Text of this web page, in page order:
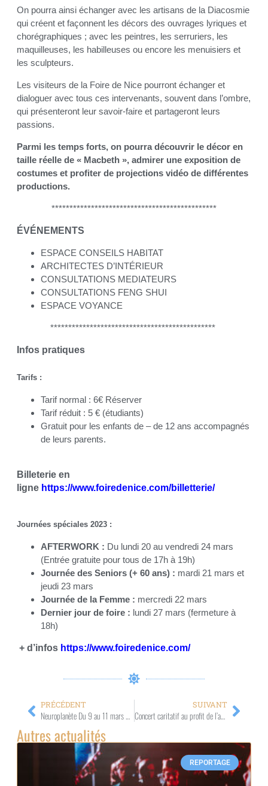
On pourra ainsi échanger avec les artisans de la Diacosmie
qui créent et façonnent les décors des ouvrages lyriques et
chorégraphiques ; avec les peintres, les serruriers, les
maquilleuses, les habilleuses ou encore les menuisiers et
les sculpteurs.
Les visiteurs de la Foire de Nice pourront échanger et
dialoguer avec tous ces intervenants, souvent dans l’ombre,
qui présenteront leur savoir-faire et partageront leurs
passions.
Parmi les temps forts, on pourra découvrir le décor en
taille réelle de « Macbeth », admirer une exposition de
costumes et profiter de projections vidéo de différentes
productions.
**********************************************
ÉVÉNEMENTS
ESPACE CONSEILS HABITAT
ARCHITECTES D’INTÉRIEUR
CONSULTATIONS MEDIATEURS
CONSULTATIONS FENG SHUI
ESPACE VOYANCE
**********************************************
Infos pratiques
Tarifs :
Tarif normal : 6€ Réserver
Tarif réduit : 5 € (étudiants)
Gratuit pour les enfants de – de 12 ans accompagnés
de leurs parents.
Billeterie en
ligne https://www.foiredenice.com/billetterie/
Journées spéciales 2023 :
AFTERWORK : Du lundi 20 au vendredi 24 mars
(Entrée gratuite pour tous de 17h à 19h)
Journée des Seniors (+ 60 ans) : mardi 21 mars et
jeudi 23 mars
Journée de la Femme : mercredi 22 mars
Dernier jour de foire : lundi 27 mars (fermeture à
18h)
+ d’infos https://www.foiredenice.com/
PRÉCÉDENT
Neuroplanète Du 9 au 11 mars 2023 – CUM Nice
SUIVANT
Concert caritatif au profit de l’association Monaco Disease Power Le 14 mars 2023 – 19h30 – Théâtre des Variétés – Monaco
Autres actualités
REPORTAGE